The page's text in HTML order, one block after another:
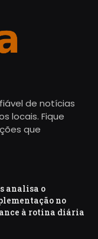
de notícias
locais. Fique
que
analisa o
no
à rotina diária